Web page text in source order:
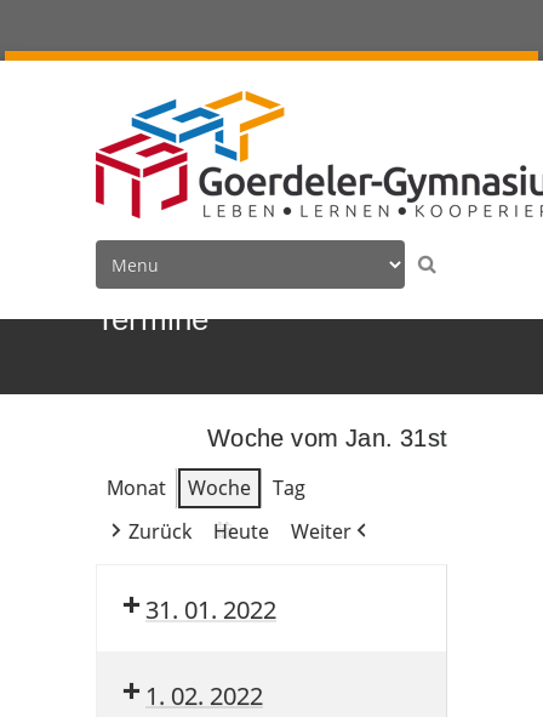
Termine
Woche vom Jan. 31st
Monat
Woche
Tag
Zurück
Heute Weiter
31. 01. 2022
1. 02. 2022